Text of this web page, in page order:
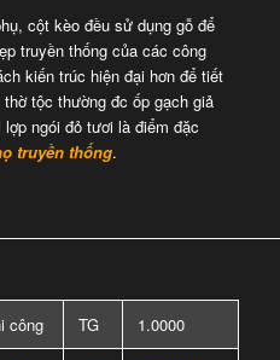
cột kèo đều sử dụng gỗ để
truyền thống của các công
kiến trúc hiện đại hơn để tiết
tộc thường đc ốp gạch giả
ngói đỏ tươi là điểm đặc
truyền thống.
công TG 1.0000